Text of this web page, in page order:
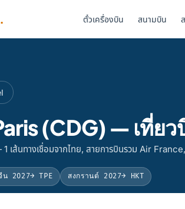
ตั๋วเครื่องบิน สนามบิน
(CDG) — เที่ยว
เส้นทางเชื่อมจากไทย, สายการบินรวม Air
น 2027→ TPE สงกรานต์ 2027→ HKT